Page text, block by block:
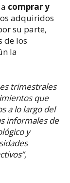
comprar y
adquiridos
su parte,
de los
la
trimestrales
que
a lo largo del
informales de
y